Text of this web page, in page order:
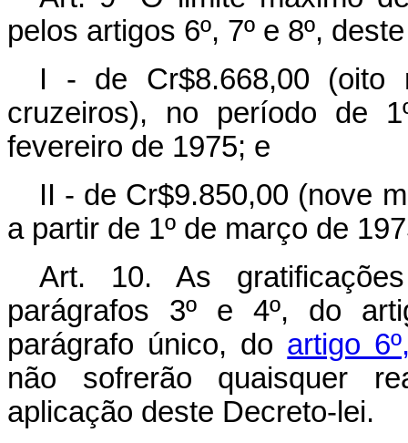
pelos artigos 6º, 7º e 8º,
I - de Cr$8.668,00 (oito
cruzeiros), no período de
fevereiro de 1975; e
II - de Cr$9.850,00 (nove
a partir de 1º de março de
Art. 10. As
parágrafos 3º e 4º, do
parágrafo único, do artigo
não sofrerão quaisquer
aplicação deste Decreto-lei.